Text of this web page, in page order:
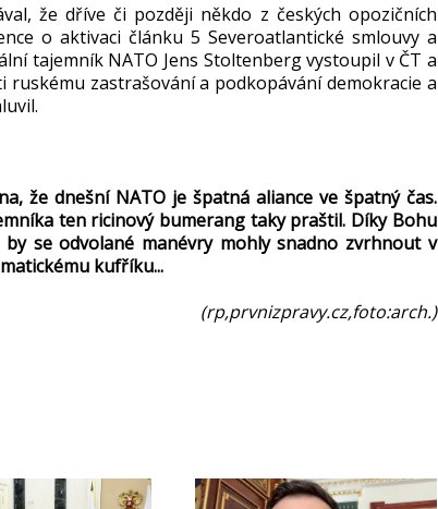
že dříve či později někdo z českých opozičních
o aktivaci článku 5 Severoatlantické smlouvy a
tajemník NATO Jens Stoltenberg vystoupil v ČT a
zastrašování a podkopávání demokracie a
že dnešní NATO je špatná aliance ve špatný čas.
ten ricinový bumerang taky praštil. Díky Bohu
se odvolané manévry mohly snadno zvrhnout v
kufříku...
(rp,prvnizpravy.cz,foto:arch.)